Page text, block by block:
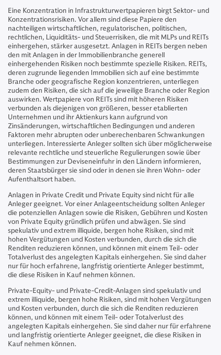
Eine Konzentration in Infrastrukturwertpapieren birgt Sektor- und
Konzentrationsrisiken. Vor allem sind diese Papiere den
nachteiligen wirtschaftlichen, regulatorischen, politischen,
rechtlichen, Liquiditäts- und Steuerrisiken, die mit MLPs und REITs
einhergehen, stärker ausgesetzt. Anlagen in REITs bergen neben
den mit Anlagen in der Immobilienbranche generell
einhergehenden Risiken noch bestimmte spezielle Risiken. REITs,
deren zugrunde liegenden Immobilien sich auf eine bestimmte
Branche oder geografische Region konzentrieren, unterliegen
zudem den Risiken, die sich auf die jeweilige Branche oder Region
auswirken. Wertpapiere von REITs sind mit höheren Risiken
verbunden als diejenigen von größeren, besser etablierten
Unternehmen und ihr Aktienkurs kann aufgrund von
Zinsänderungen, wirtschaftlichen Bedingungen und anderen
Faktoren mehr abrupten oder unberechenbaren Schwankungen
unterliegen. Interessierte Anleger sollten sich über möglicherweise
relevante rechtliche und steuerliche Regulierungen sowie über
Bestimmungen zur Deviseneinfuhr in den Ländern informieren,
deren Staatsbürger sie sind oder in denen sie ihren Wohn- oder
Aufenthaltsort haben.
Anlagen in Private Credit und Private Equity sind nicht für alle
Anleger geeignet. Vor einer Anlageentscheidung sollten Anleger
die potenziellen Anlagen sowie die Risiken, Gebühren und Kosten
von Private Equity gründlich prüfen und abwägen. Sie sind
spekulativ und extrem illiquide, bergen hohe Risiken, sind mit
hohen Vergütungen und Kosten verbunden, durch die sich die
Renditen reduzieren können, und können mit einem Teil- oder
Totalverlust des angelegten Kapitals einhergehen. Sie sind daher
nur für hoch erfahrene, langfristig orientierte Anleger bestimmt,
die diese Risiken in Kauf nehmen können.
Private-Equity- und Private-Credit-Anlagen sind spekulativ und
extrem illiquide, bergen hohe Risiken, sind mit hohen Vergütungen
und Kosten verbunden, durch die sich die Renditen reduzieren
können, und können mit einem Teil- oder Totalverlust des
angelegten Kapitals einhergehen. Sie sind daher nur für erfahrene
und langfristig orientierte Anleger geeignet, die diese Risiken in
Kauf nehmen können.